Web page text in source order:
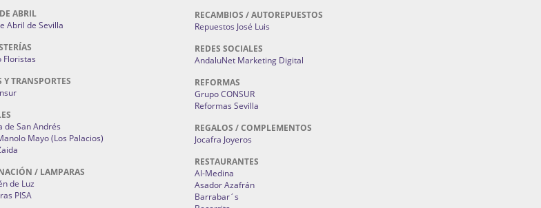
ABRIL
Abril de Sevilla
Floristas
Y TRANSPORTES
de San Andrés
Mayo (Los Palacios)
/ LAMPARAS
de Luz
PISA
RECAMBIOS / AUTOREPUESTOS
Repuestos José Luis
REDES SOCIALES
AndaluNet Marketing Digital
REFORMAS
Grupo CONSUR
Reformas Sevilla
REGALOS / COMPLEMENTOS
Jocafra Joyeros
RESTAURANTES
Al-Medina
Asador Azafrán
Barrabar´s